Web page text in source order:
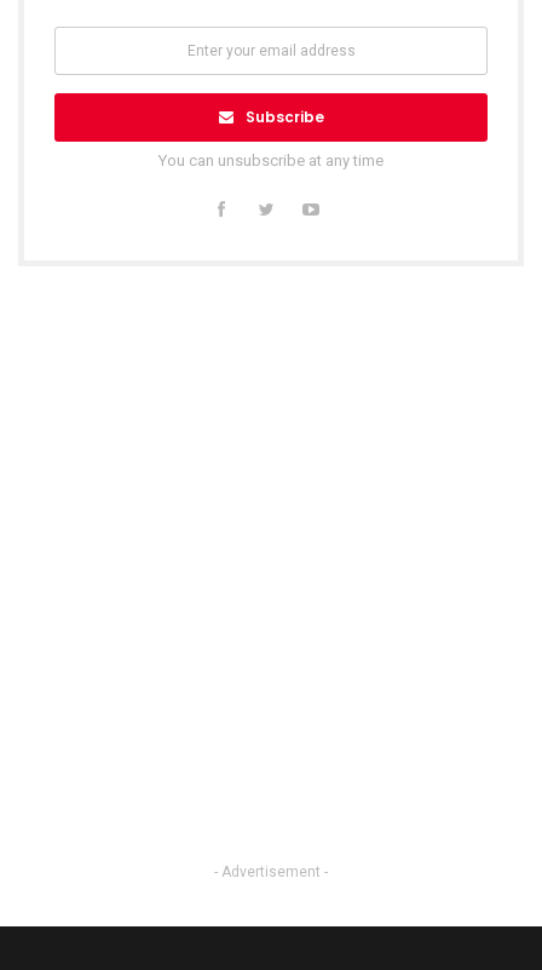
Subscribe
You can unsubscribe at any time
- Advertisement -